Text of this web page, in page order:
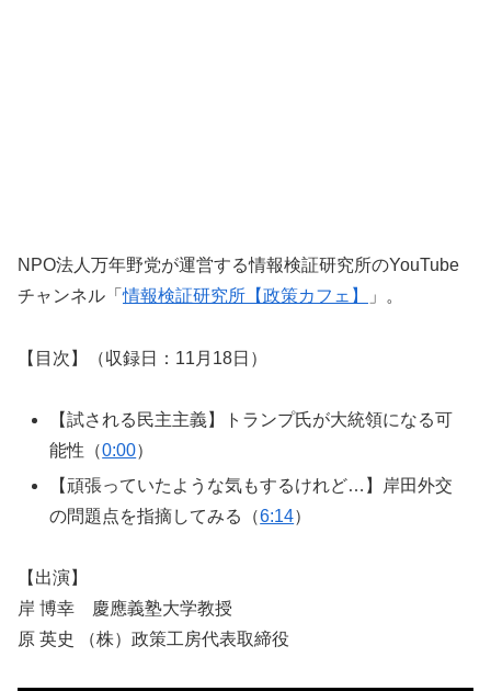
NPO法人万年野党が運営する情報検証研究所のYouTube
チャンネル「情報検証研究所【政策カフェ】 」。
【目次】（収録日：11月18日）
【試される民主主義】トランプ氏が大統領になる可
能性（0:00）
【頑張っていたような気もするけれど…】岸田外交
の問題点を指摘してみる（6:14）
【出演】
岸 博幸 慶應義塾大学教授
原 英史 （株）政策工房代表取締役